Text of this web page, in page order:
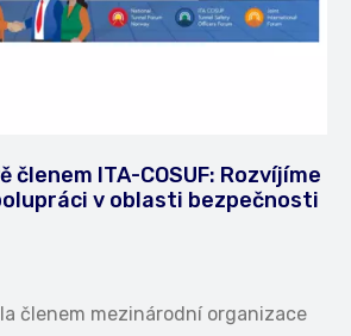
členem ITA-COSUF: Rozvíjíme
v oblasti bezpečnosti
členem mezinárodní organizace